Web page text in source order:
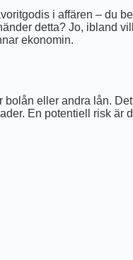
i affären – du
detta? Jo, ibland
ekonomin.
eller andra lån.
En potentiell risk är